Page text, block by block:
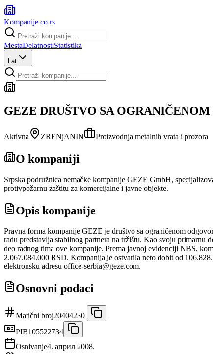
Kompanije.co.rs
MestaDelatnostiStatistika
Lat
GEZE DRUŠTVO SA
Aktivna ZRENjANIN Proizvodnja metalnih vrata i prozora
O kompaniji
Srpska podružnica nemačke kompanije GEZE GmbH,
protivpožarnu zaštitu za komercijalne i javne objekte.
Opis kompanije
Pravna forma kompanije GEZE je društvo sa ograničenom
radu predstavlja stabilnog partnera na tržištu. Kao svoju
deo radnog tima ove kompanije. Prema javnoj evidenciji NBS,
2.067.084.000 RSD. Kompanija je ostvarila neto dobit od
elektronsku adresu office-serbia@geze.com.
Osnovni podaci
Matični broj20404230
PIB105522734
Osnivanje4. април 2008.